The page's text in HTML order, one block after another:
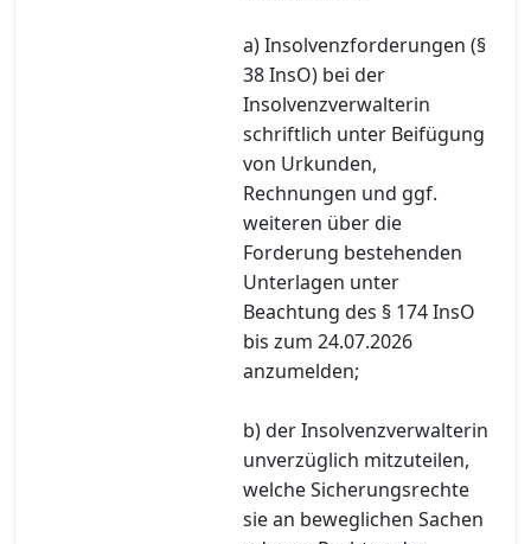
a) Insolvenzforderungen (§
38 InsO) bei der
Insolvenzverwalterin
schriftlich unter Beifügung
von Urkunden,
Rechnungen und ggf.
weiteren über die
Forderung bestehenden
Unterlagen unter
Beachtung des § 174 InsO
bis zum 24.07.2026
anzumelden;
b) der Insolvenzverwalterin
unverzüglich mitzuteilen,
welche Sicherungsrechte
sie an beweglichen Sachen